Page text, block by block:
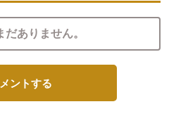
だありません。
ントする